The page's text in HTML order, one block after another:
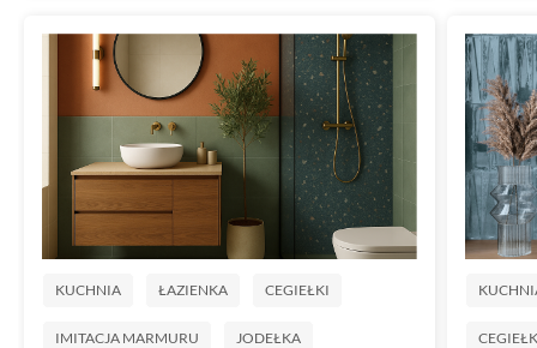
KUCHNIA ŁAZIENKA CEGIEŁKI
IMITACJA MARMURU JODEŁKA